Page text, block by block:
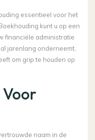
essentieel voor het
kunt u op een
financiële administratie
jarenlang onderneemt,
om grip te houden op
naam in de